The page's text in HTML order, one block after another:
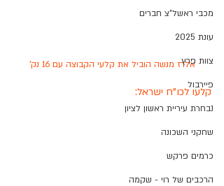
מכבי ראשל"צ חברים
עונת 2025
צוות פרץ
פיירבול
נבחרת עיריית ראשון לציון
שחקני השכונה
כרמים פרקש
הרכבים של רוי - שקמה
אלרז מנשה הוביל את קלעי הקבוצה עם 16 נק'
קלעו לכו"ח ישראל: